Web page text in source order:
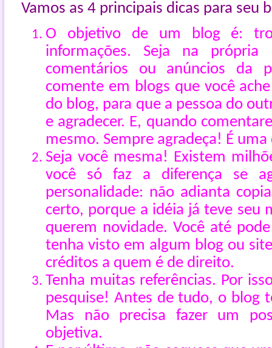
Vamos as 4 principais dicas para seu
O objetivo de um blog é:
informações. Seja na própria
comentários ou anúncios da
comente em blogs que você
do blog, para que a pessoa do
e agradecer. E, quando
mesmo. Sempre agradeça! É
Seja você mesma! Existem
você só faz a diferença se
personalidade: não adianta
certo, porque a idéia já teve seu
querem novidade. Você até
tenha visto em algum blog ou
créditos a quem é de direito.
Tenha muitas referências. Por
pesquise! Antes de tudo, o blog
Mas não precisa fazer um
objetiva.